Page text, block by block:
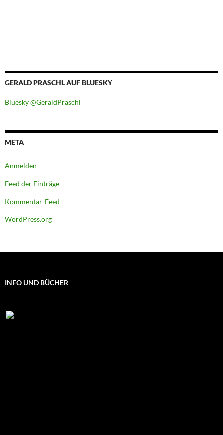
GERALD PRASCHL AUF BLUESKY
Bluesky @GeraldPraschl
META
Anmelden
Feed der Einträge
Kommentar-Feed
WordPress.org
INFO UND BÜCHER